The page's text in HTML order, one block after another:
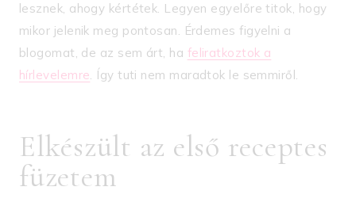
lesznek, ahogy kértétek. Legyen egyelőre titok, hogy
mikor jelenik meg pontosan. Érdemes figyelni a
blogomat, de az sem árt, ha feliratkoztok a
hírlevelemre. Így tuti nem maradtok le semmiről.
Elkészült az első receptes
füzetem